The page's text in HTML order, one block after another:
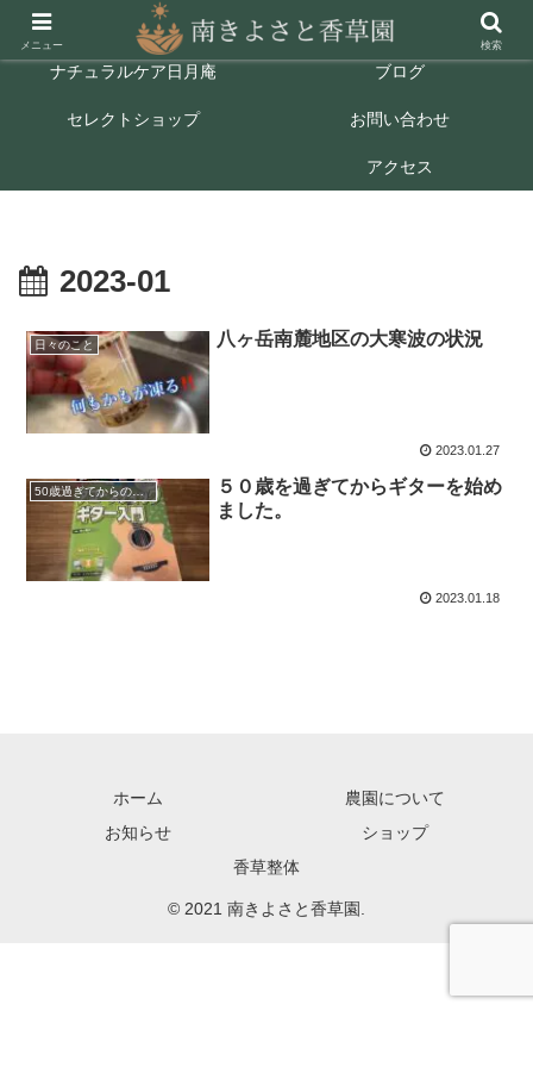
ホーム ごあいさつ
ナチュラルケア日月庵 ブログ
セレクトショップ お問い合わせ
アクセス
2023-01
日々のこと 八ヶ岳南麓地区の大寒波の状況
2023.01.27
50歳過ぎてからのギター
５０歳を過ぎてからギターを始め
ました。
2023.01.18
ホーム
農園について
お知らせ
ショップ
香草整体
© 2021 南きよさと香草園.
メニュー 検索